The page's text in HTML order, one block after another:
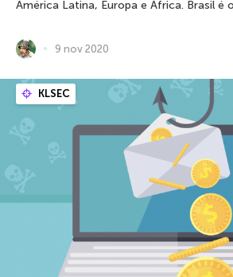
América Latina, Europa e África. Brasil é
9 nov 2020
KLSEC